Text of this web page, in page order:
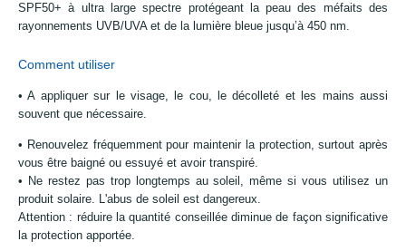
SPF50+ à ultra large spectre protégeant la peau des méfaits des
rayonnements UVB/UVA et de la lumière bleue jusqu’à 450 nm.
Comment utiliser
• A appliquer sur le visage, le cou, le décolleté et les mains aussi
souvent que nécessaire.
• Renouvelez fréquemment pour maintenir la protection, surtout après
vous être baigné ou essuyé et avoir transpiré.
• Ne restez pas trop longtemps au soleil, même si vous utilisez un
produit solaire. L'abus de soleil est dangereux.
Attention : réduire la quantité conseillée diminue de façon significative
la protection apportée.